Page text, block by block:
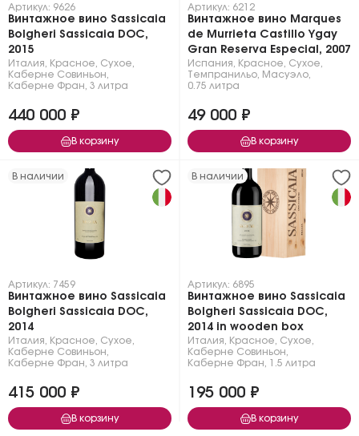
Артикул: 9626
Винтажное вино Sassicaia
Bolgheri Sassicaia DOC,
2015
Италия Красное Сухое
Каберне Совиньон
Каберне Фран 3 литра
440 000 ₽
В корзину
Артикул: 6212
Винтажное вино Marques
de Murrieta Castillo Ygay
Gran Reserva Especial, 2007
Испания Красное Сухое
Темпранильо
Масуэло
0.75 литра
49 000 ₽
В корзину
В наличии
Артикул: 7459
Винтажное вино Sassicaia
Bolgheri Sassicaia DOC,
2014
Италия Красное Сухое
Каберне Совиньон
Каберне Фран 3 литра
415 000 ₽
В корзину
В наличии
Артикул: 6895
Винтажное вино Sassicaia
Bolgheri Sassicaia DOC,
2014 in wooden box
Италия Красное Сухое
Каберне Совиньон
Каберне Фран
1.5 литра
195 000 ₽
В корзину